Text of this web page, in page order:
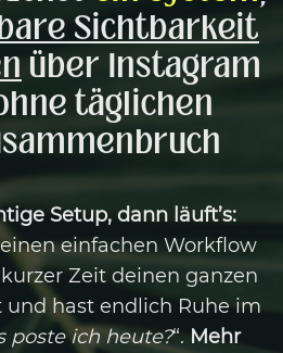
Sichtbarkeit
über Instagram
täglichen
Setup, dann läuft’s:
einfachen Workflow
Zeit deinen ganzen
und hast endlich Ruhe im
poste ich heute?“. Mehr